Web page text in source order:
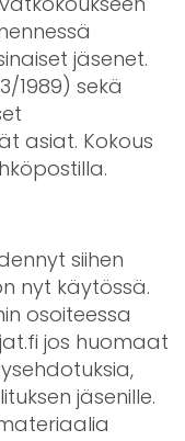
jäsenet.
1989) sekä
asiat. Kokous
siihen
nyt käytössä.
osoiteessa
jos huomaat
jäsenille.